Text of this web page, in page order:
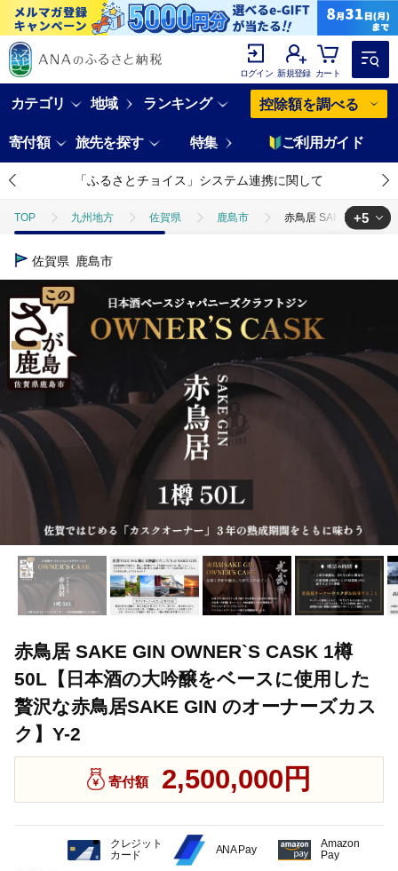
ログイン 新規登録 カート
カテゴリ 地域 ランキング 控除額を調べる
寄付額 旅先を探す 特集 ご利用ガイド
「ふるさとチョイス」システム連携に関して
TOP 九州地方 佐賀県 鹿島市 赤鳥居 SAKE GIN
TOP
酒
TOP ほかの酒 赤鳥居 SAKE GIN OWNER`S CASK 1樽
TOP 旅行・宿泊・体験 赤鳥居 SAKE GIN
TOP 旅行・宿泊・体験 体験チケット その他体験チケット
+5
佐賀県 鹿島市
赤鳥居 SAKE GIN OWNER`S CASK 1樽
50L【日本酒の大吟醸をベースに使用した
贅沢な赤鳥居SAKE GIN のオーナーズカス
ク】Y-2
寄付額 2,500,000円
クレジット
カード
ANA Pay
Amazon
Pay